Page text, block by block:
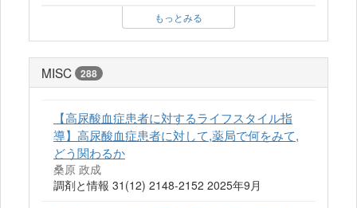
もっとみる
MISC 288
【高尿酸血症患者に対するライフスタイル指
導】高尿酸血症患者に対して,薬局で何をみて,
どう関わるか
桑原 政成
調剤と情報 31(12) 2148-2152 2025年9月